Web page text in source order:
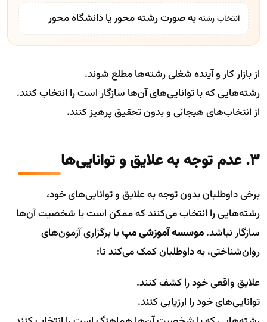
انتخاب رشتهبه صورت رشته محور یا دانشگاه محور
از بازار کار و آینده شغلی رشته‌ها مطلع شوند.
رشته‌هایی که با توانایی‌های آن‌ها سازگار است را انتخاب کنند.
از انتخاب‌های هیجانی و بدون تحقیق پرهیز کنند.
۳. عدم توجه به علایق و توانایی‌ها
برخی داوطلبان بدون توجه به علایق و توانایی‌های خود،
رشته‌هایی را انتخاب می‌کنند که ممکن است با شخصیت آن‌ها
سازگار نباشد.موسسه آموزشی مپبا برگزاری آزمون‌های
روان‌شناختی، به داوطلبان کمک می‌کند تا:
علایق واقعی خود را کشف کنند.
توانایی‌های خود را ارزیابی کنند.